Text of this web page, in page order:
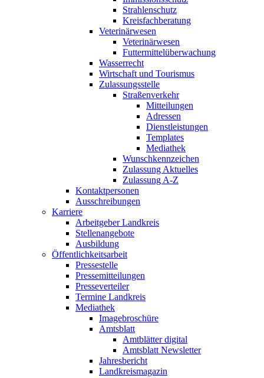
Strahlenschutz
Kreisfachberatung
Veterinärwesen
Veterinärwesen
Futtermittelüberwachung
Wasserrecht
Wirtschaft und Tourismus
Zulassungsstelle
Straßenverkehr
Mitteilungen
Adressen
Dienstleistungen
Templates
Mediathek
Wunschkennzeichen
Zulassung Aktuelles
Zulassung A-Z
Kontaktpersonen
Ausschreibungen
Karriere
Arbeitgeber Landkreis
Stellenangebote
Ausbildung
Öffentlichkeitsarbeit
Pressestelle
Pressemitteilungen
Presseverteiler
Termine Landkreis
Mediathek
Imagebroschüre
Amtsblatt
Amtblätter digital
Amtsblatt Newsletter
Jahresbericht
Landkreismagazin